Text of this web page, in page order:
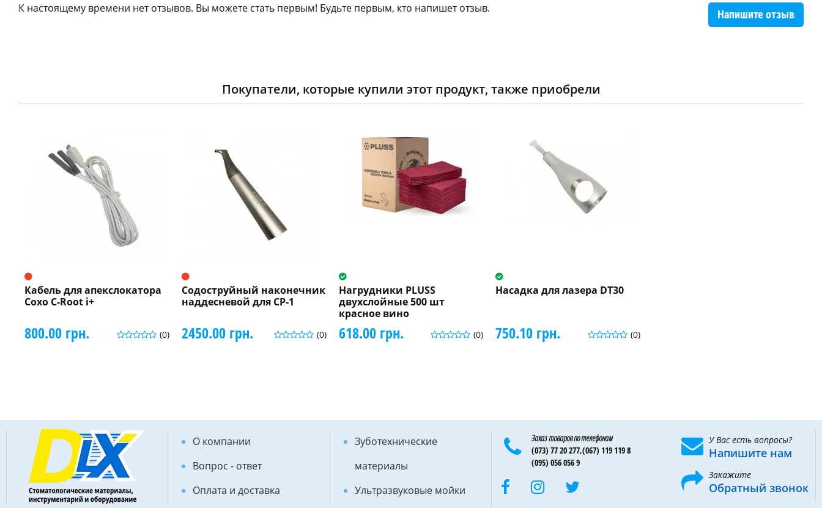
Напишите отзыв
К настоящему времени нет отзывов. Вы можете стать первым! Будьте первым, кто напишет отзыв.
Покупатели, которые купили этот продукт, также приобрели
Кабель для апекслокатора
Coxo C-Root i+
(0)
800.00 грн.
Содоструйный наконечник
наддесневой для CP-1
(0)
2450.00 грн.
Нагрудники PLUSS
двухслойные 500 шт
красное вино
(0)
618.00 грн.
Насадка для лазера DT30
(0)
750.10 грн.
О компании
Вопрос - ответ
Оплата и доставка
Зуботехнические
материалы
Ультразвуковые мойки
Заказ товаров по телефонам
(073) 77 20 277,(067) 119 119 8
(095) 056 056 9
У Вас есть вопросы?
Напишите нам
Закажите
Обратный звонок